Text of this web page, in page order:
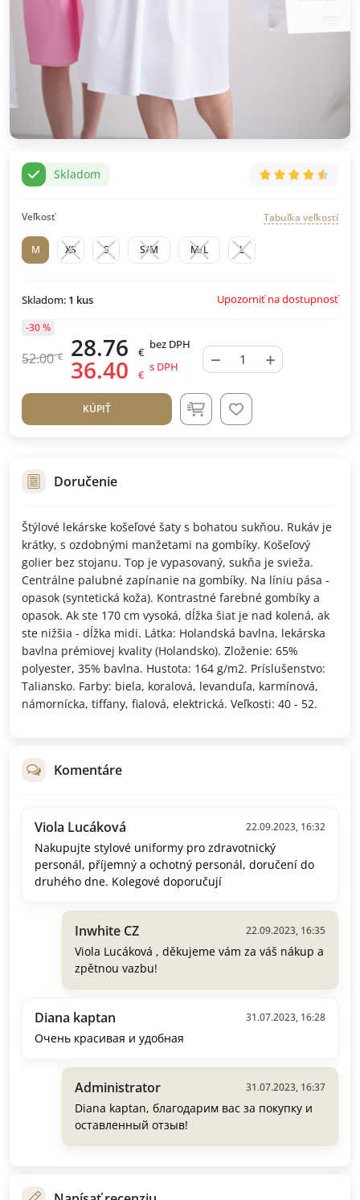
Skladom
Veľkosť Tabuľka veľkostí
M XS S S/M M/L L
Skladom: 1 kus Upozorniť na dostupnosť
52.00 € 28.76 €
bez DPH
36.40 €
s DPH
-30 %
− +
KÚPIŤ
Doručenie
Štýlové lekárske košeľové šaty s bohatou sukňou. Rukáv je
krátky, s ozdobnými manžetami na gombíky. Košeľový
golier bez stojanu. Top je vypasovaný, sukňa je svieža.
Centrálne palubné zapínanie na gombíky. Na líniu pása -
opasok (syntetická koža). Kontrastné farebné gombíky a
opasok. Ak ste 170 cm vysoká, dĺžka šiat je nad kolená, ak
ste nižšia - dĺžka midi. Látka: Holandská bavlna, lekárska
bavlna prémiovej kvality (Holandsko). Zloženie: 65%
polyester, 35% bavlna. Hustota: 164 g/m2. Príslušenstvo:
Taliansko. Farby: biela, koralová, levanduľa, karmínová,
námornícka, tiffany, fialová, elektrická. Veľkosti: 40 - 52.
Komentáre
Viola Lucáková 22.09.2023, 16:32
Nakupujte stylové uniformy pro zdravotnický
personál, příjemný a ochotný personál, doručení do
druhého dne. Kolegové doporučují
Inwhite CZ 22.09.2023, 16:35
Viola Lucáková , děkujeme vám za váš nákup a
zpětnou vazbu!
Diana kaptan 31.07.2023, 16:28
Очень красивая и удобная
Administrator 31.07.2023, 16:37
Diana kaptan, благодарим вас за покупку и
оставленный отзыв!